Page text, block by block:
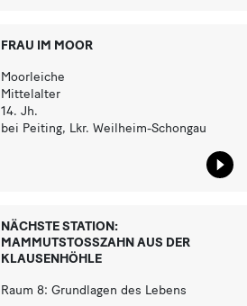
FRAU IM MOOR
Moorleiche
Mittelalter
14. Jh.
bei Peiting, Lkr. Weilheim-Schongau
NÄCHSTE STATION:
MAMMUTSTOSSZAHN AUS DER K
LAUSENHÖHLE
Raum 8: Grundlagen des Lebens